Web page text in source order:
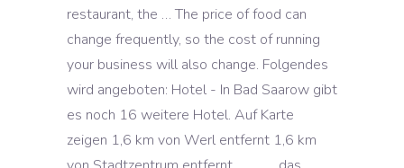
restaurant, the … The price of food can
change frequently, so the cost of running
your business will also change. Folgendes
wird angeboten: Hotel - In Bad Saarow gibt
es noch 16 weitere Hotel. Auf Karte
zeigen 1,6 km von Werl entfernt 1,6 km